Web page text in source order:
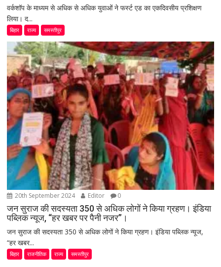
वर्कशॉप के माध्यम से अधिक से अधिक युवाओं ने फर्स्ट एड का एकदिवसीय प्रशिक्षण
लिया। द...
बिहार राज्य समस्तीपुर
20th September 2024 Editor 0
जन सुराज की सदस्यता 350 से अधिक लोगों ने किया ग्रहण। इंडिया
पब्लिक न्यूज, “हर खबर पर पैनी नजर”।
जन सुराज की सदस्यता 350 से अधिक लोगों ने किया ग्रहण। इंडिया पब्लिक न्यूज,
“हर खबर...
बिहार राजनीतिक राज्य समस्तीपुर